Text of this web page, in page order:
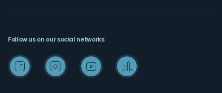
Follow us on our social networks